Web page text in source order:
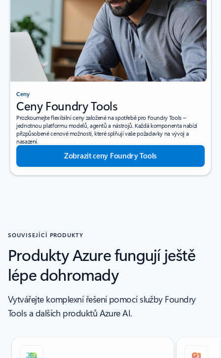
Ceny
Ceny Foundry Tools
Prozkoumejte flexibilní ceny založené na spotřebě pro Foundry Tools –
jednotnou platformu modelů, agentů a nástrojů. Každá komponenta nabízí
přizpůsobené cenové možnosti, které splňují vaše požadavky na vývoj a
nasazení.
Zobrazit ceny Foundry Tools
SOUVISEJÍCÍ PRODUKTY
Produkty Azure fungují ještě
lépe dohromady
Vytvářejte komplexní řešení pomocí služby Foundry
Tools a dalších produktů Azure AI.
Zobrazuje se snímek: 1 z(e) 6